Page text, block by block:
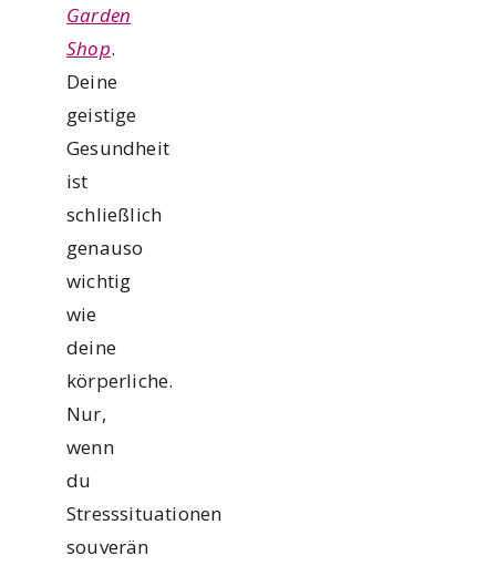
Garden
Shop.
Deine
geistige
Gesundheit
ist
schließlich
genauso
wichtig
wie
deine
körperliche.
Nur,
wenn
du
Stresssituationen
souverän